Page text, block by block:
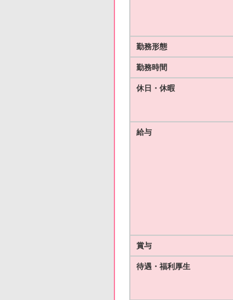
勤務形態
勤務時間
休日・休暇
給与
賞与
待遇・福利厚生